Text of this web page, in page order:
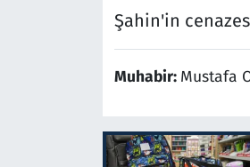
Şahin'in
Muhabir: Mustafa